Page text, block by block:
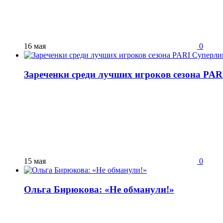
16 мая 0
Зареченки среди лучших игроков сезона
15 мая 0
Ольга Бирюкова: «Не обманули!»